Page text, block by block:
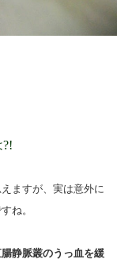
ますが、実は意外に
ね。
静脈叢のうっ血を緩